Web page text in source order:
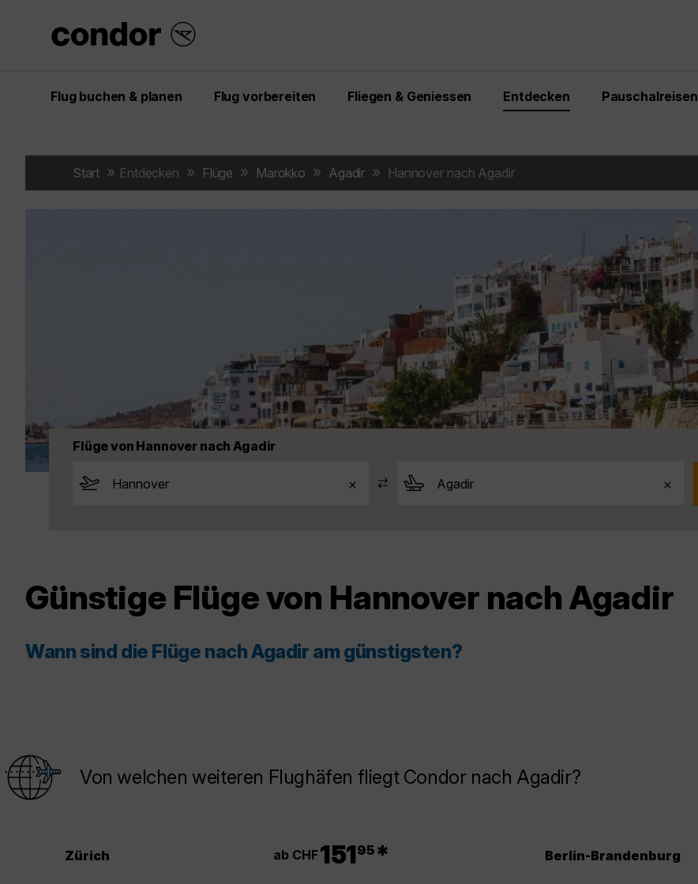
Flug buchen & planen Flug vorbereiten Fliegen & Geniessen Entdecken Pauschalreisen
Start Entdecken Flüge Marokko Agadir Hannover nach Agadir
Flüge von Hannover nach Agadir
Günstige Flüge von Hannover nach Agadir
Wann sind die Flüge nach Agadir am günstigsten?
Von welchen weiteren Flughäfen fliegt Condor nach Agadir?
Zürich ab CHF15195 * Berlin-Brandenburg